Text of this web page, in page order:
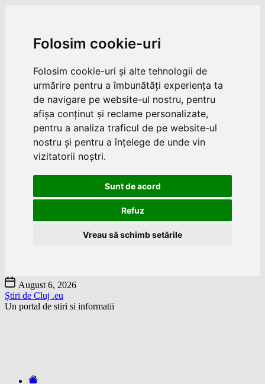
Folosim cookie-uri
Folosim cookie-uri și alte tehnologii de
urmărire pentru a îmbunătăți experiența ta
de navigare pe website-ul nostru, pentru
afișa conținut și reclame personalizate,
pentru a analiza traficul de pe website-ul
nostru și pentru a înțelege de unde vin
vizitatorii noștri.
Sunt de acord
Refuz
Vreau să schimb setările
Skip
to
the
content
August 6, 2026
Știri de Cluj .eu
Un portal de stiri si informatii